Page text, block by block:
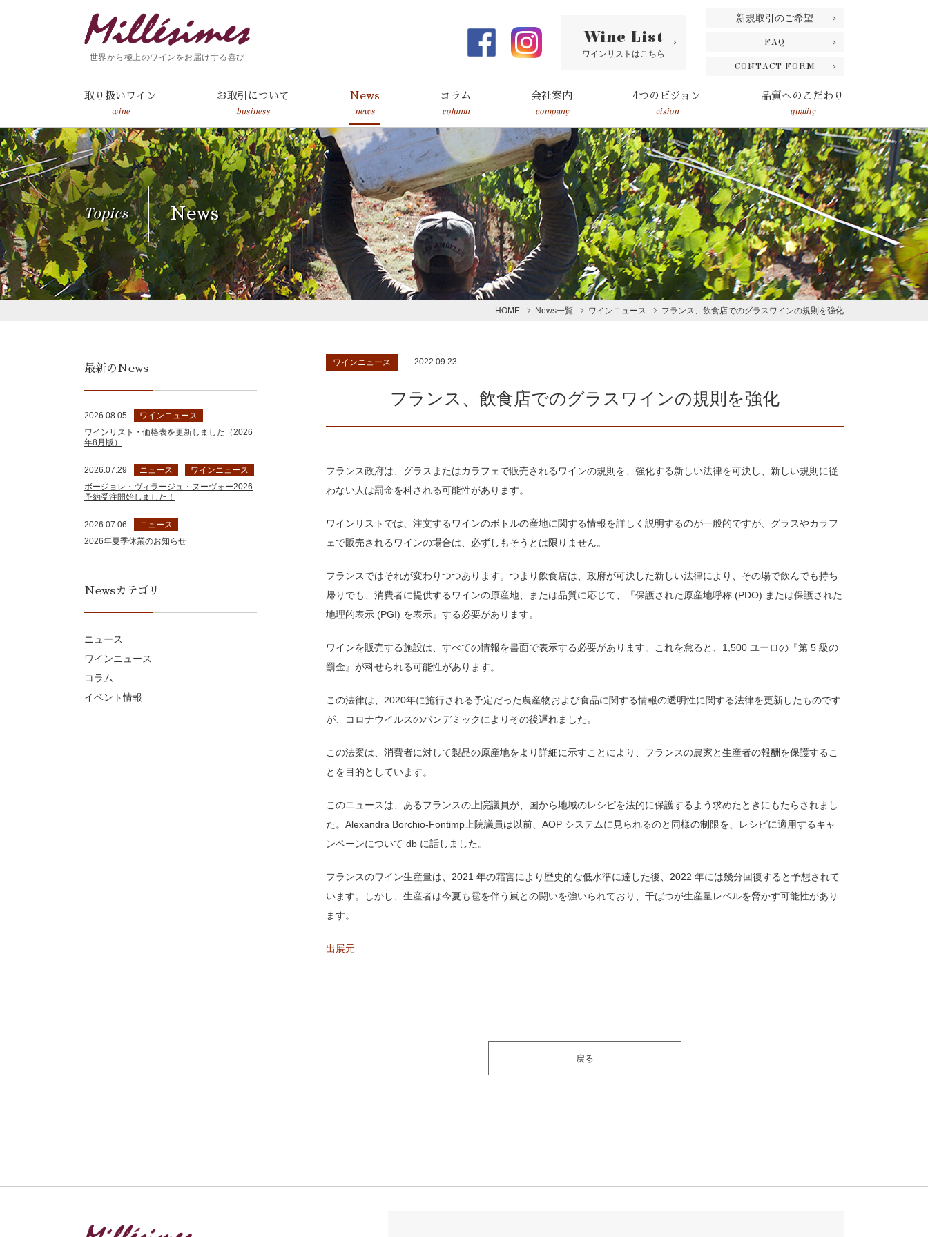
世界から極上のワインをお届けする喜び
Wine List
ワインリストはこちら
新規取引のご希望
FAQ
CONTACT FORM
取り扱いワイン
wine
お取引について
business
News
news
コラム
column
会社案内
company
4つのビジョン
vision
品質へのこだわり
quality
Topics News
HOME News一覧 ワインニュース フランス、飲食店でのグラスワインの規則を強化
ワインニュース 2022.09.23
フランス、飲食店でのグラスワインの規則を強化
フランス政府は、グラスまたはカラフェで販売されるワインの規則を、強化する新しい法律を可決し、新しい規則に従
わない人は罰金を科される可能性があります。
ワインリストでは、注文するワインのボトルの産地に関する情報を詳しく説明するのが一般的ですが、グラスやカラフ
ェで販売されるワインの場合は、必ずしもそうとは限りません。
フランスではそれが変わりつつあります。つまり飲食店は、政府が可決した新しい法律により、その場で飲んでも持ち
帰りでも、消費者に提供するワインの原産地、または品質に応じて、『保護された原産地呼称 (PDO) または保護された
地理的表示 (PGI) を表示』する必要があります。
ワインを販売する施設は、すべての情報を書面で表示する必要があります。これを怠ると、1,500 ユーロの『第 5 級の
罰金』が科せられる可能性があります。
この法律は、2020年に施行される予定だった農産物および食品に関する情報の透明性に関する法律を更新したものです
が、コロナウイルスのパンデミックによりその後遅れました。
この法案は、消費者に対して製品の原産地をより詳細に示すことにより、フランスの農家と生産者の報酬を保護するこ
とを目的としています。
このニュースは、あるフランスの上院議員が、国から地域のレシピを法的に保護するよう求めたときにもたらされまし
た。Alexandra Borchio-Fontimp上院議員は以前、AOP システムに見られるのと同様の制限を、レシピに適用するキャ
ンペーンについて db に話しました。
フランスのワイン生産量は、2021 年の霜害により歴史的な低水準に達した後、2022 年には幾分回復すると予想されて
います。しかし、生産者は今夏も雹を伴う嵐との闘いを強いられており、干ばつが生産量レベルを脅かす可能性があり
ます。
出展元
戻る
最新のNews
2026.08.05
ワインニュース
ワインリスト・価格表を更新しました（2026
年8月版）
2026.07.29 ニュース
ワインニュース
ボージョレ・ヴィラージュ・ヌーヴォー2026
予約受注開始しました！
2026.07.06
ニュース
2026年夏季休業のお知らせ
Newsカテゴリ
ニュース
ワインニュース
コラム
イベント情報